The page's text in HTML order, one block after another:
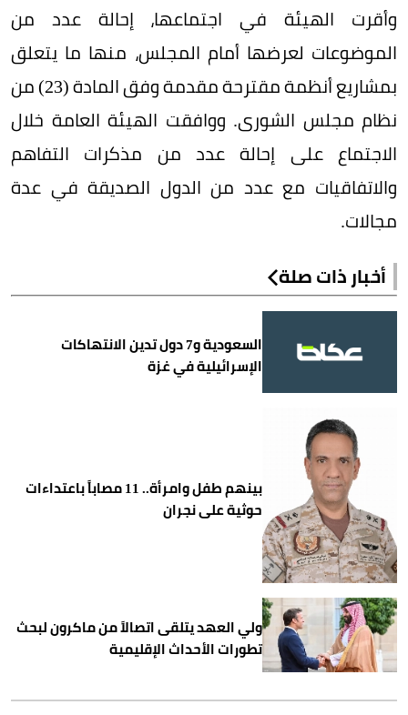
وأقرت الهيئة في اجتماعها، إحالة عدد من
الموضوعات لعرضها أمام المجلس، منها ما يتعلق
بمشاريع أنظمة مقترحة مقدمة وفق المادة (23) من
نظام مجلس الشورى. ووافقت الهيئة العامة خلال
الاجتماع على إحالة عدد من مذكرات التفاهم
والاتفاقيات مع عدد من الدول الصديقة في عدة
مجالات.
أخبار ذات صلة
السعودية و7 دول تدين الانتهاكات
الإسرائيلية في غزة
بينهم طفل وامرأة.. 11 مصاباً باعتداءات
حوثية على نجران
ولي العهد يتلقى اتصالاً من ماكرون لبحث
تطورات الأحداث الإقليمية